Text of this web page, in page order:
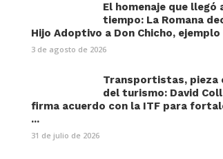
El homenaje que llegó
tiempo: La Romana
Hijo Adoptivo a Don Chicho, ejemplo
3 de agosto de 2026
Transportistas, pieza
del turismo: David
firma acuerdo con la ITF para
...
31 de julio de 2026